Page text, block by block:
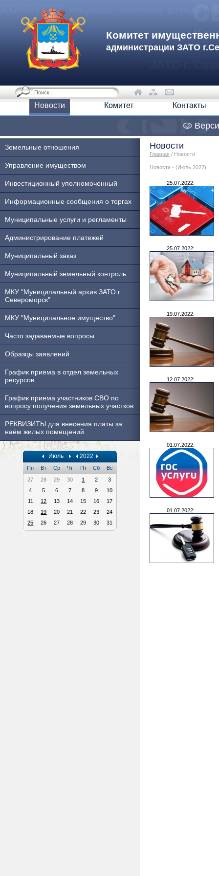
Комитет
администрации ЗАТО
Новости Комитет Контакты
Земельные отношения
Управление имуществом
Инвестиционный уполномоченный
Информационные сообщения о торгах
Муниципальные услуги и регламенты
Администрирование платежей
Муниципальный заказ
Муниципальный земельный контроль
МКУ "Муниципальный архив ЗАТО г.
Североморск"
МКУ "Муниципальное имущество"
Часто задаваемые вопросы
Образцы заявлений
График приема в отдел земельных
ресурсов
График приема участников СВО по
вопросу получения земельных участков
РЕКВИЗИТЫ для внесения платы за
наём жилых помещений
Июль 2022
Пн Вт Ср Чт Пт Сб
Вс
27
28 29 30 1 2
3
4
5 6 7 8 9
10
11
12 13 14 15 16
17
18
19 20 21 22 23
24
25
26 27 28 29 30 31
Новости
Главная / Новости
Новости - (Июль 2022)
25.07.2022:
25.07.2022:
19.07.2022:
12.07.2022:
01.07.2022:
01.07.2022: